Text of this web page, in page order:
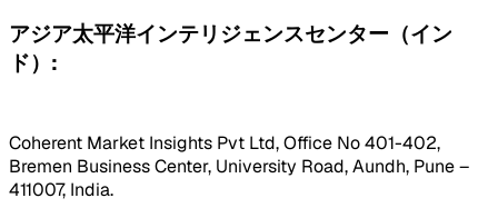
アジア太平洋インテリジェンスセンター（イン
ド）:
Coherent Market Insights Pvt Ltd, Office No 401-402,
Bremen Business Center, University Road, Aundh, Pune –
411007, India.